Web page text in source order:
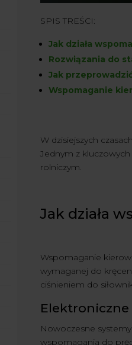
SPIS TREŚCI:
Jak działa
Rozwiązania do
Jak
Wspomaganie
W dzisiejszych
Jednym z
rolniczym.
Jak działa
Wspomaganie
wymaganej do
ciśnieniem do
Nowoczesne
wspomagania do